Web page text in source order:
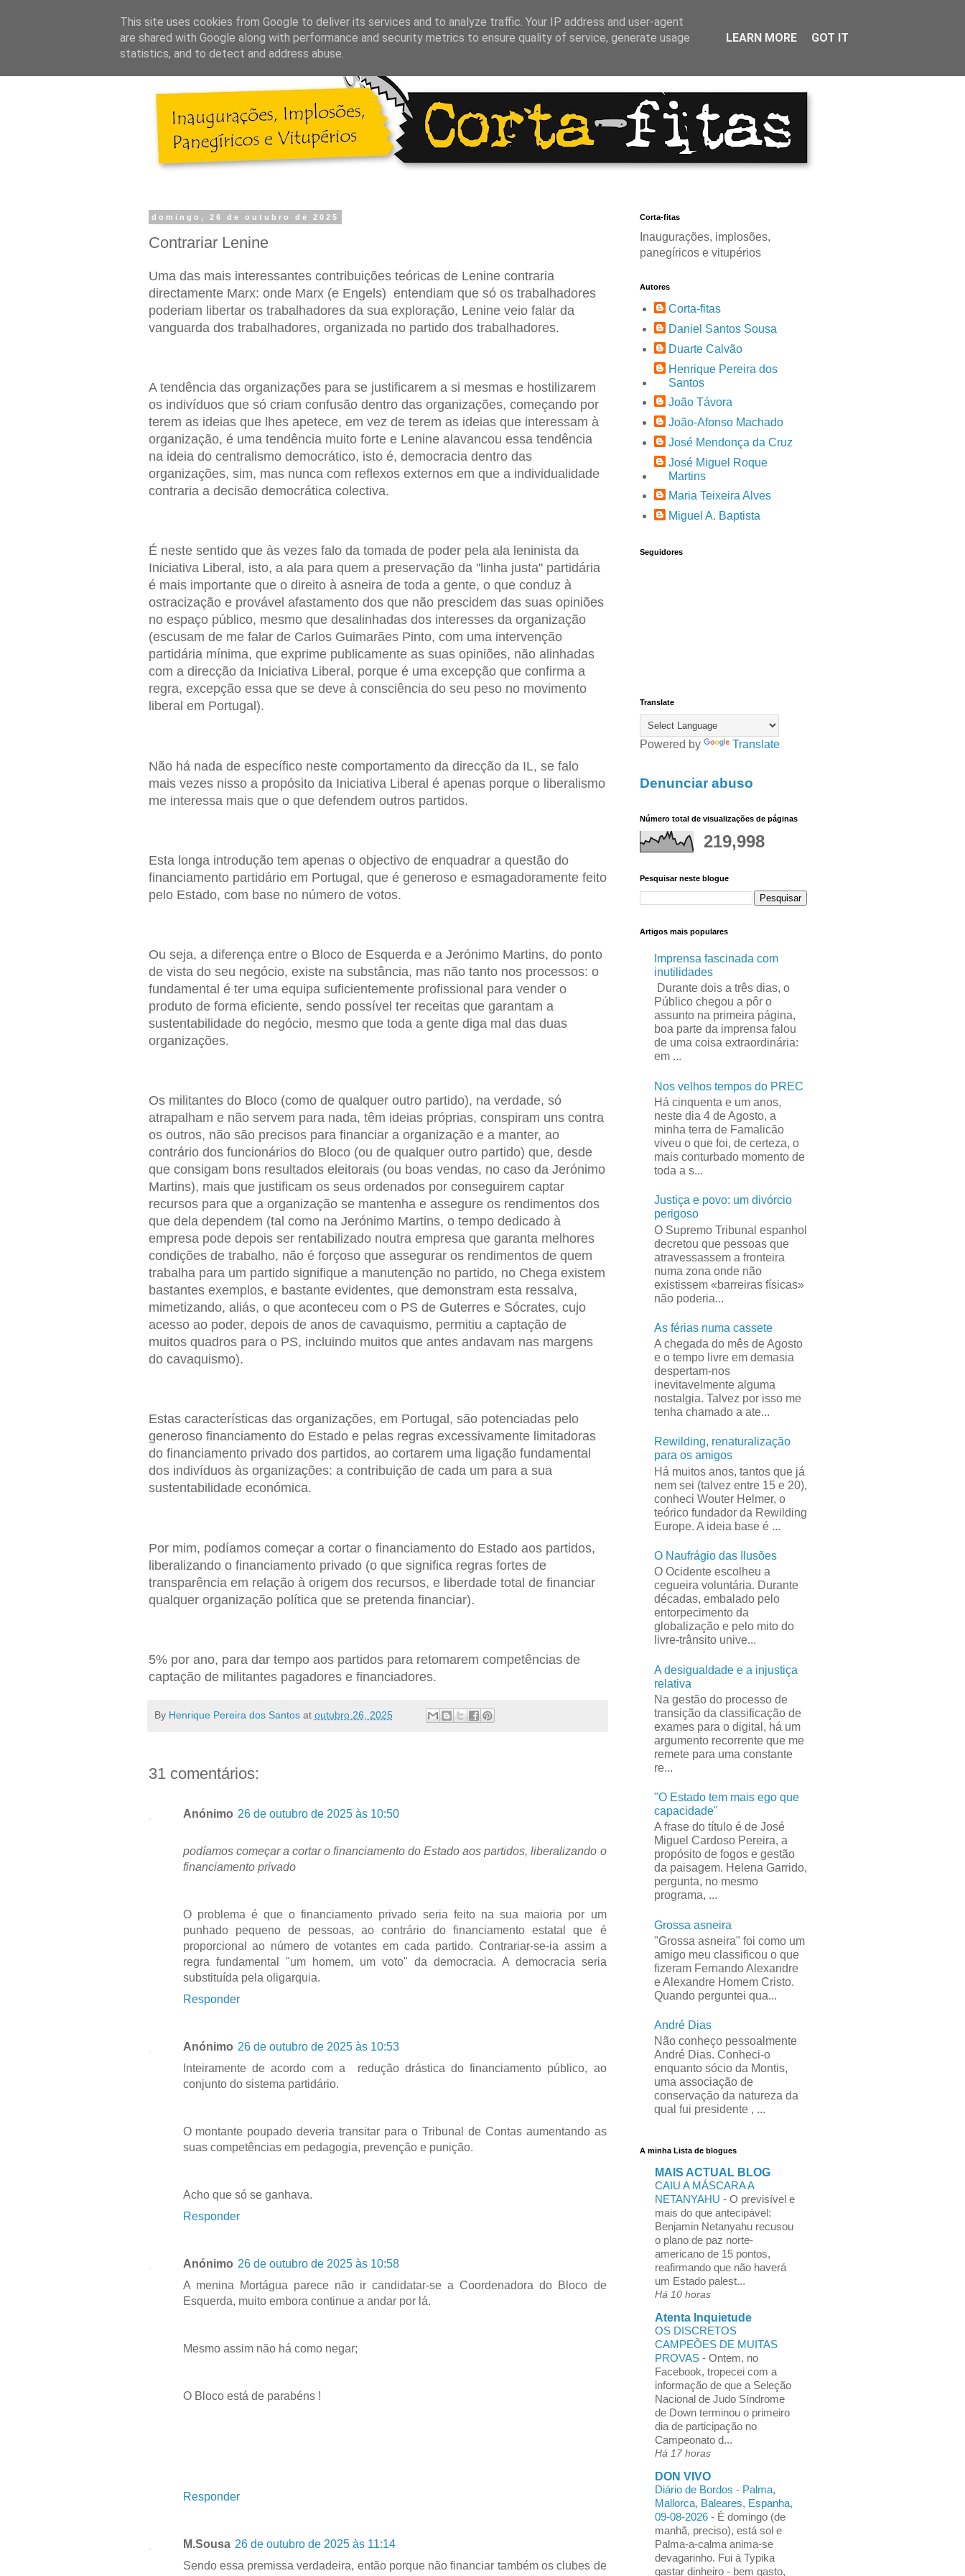
domingo, 26 de outubro de 2025
Contrariar Lenine
Uma das mais interessantes contribuições teóricas de Lenine contraria
directamente Marx: onde Marx (e Engels) entendiam que só os trabalhadores
poderiam libertar os trabalhadores da sua exploração, Lenine veio falar da
vanguarda dos trabalhadores, organizada no partido dos trabalhadores.
A tendência das organizações para se justificarem a si mesmas e hostilizarem
os indivíduos que só criam confusão dentro das organizações, começando por
terem as ideias que lhes apetece, em vez de terem as ideias que interessam à
organização, é uma tendência muito forte e Lenine alavancou essa tendência
na ideia do centralismo democrático, isto é, democracia dentro das
organizações, sim, mas nunca com reflexos externos em que a individualidade
contraria a decisão democrática colectiva.
É neste sentido que às vezes falo da tomada de poder pela ala leninista da
Iniciativa Liberal, isto, a ala para quem a preservação da "linha justa" partidária
é mais importante que o direito à asneira de toda a gente, o que conduz à
ostracização e provável afastamento dos que não prescidem das suas opiniões
no espaço público, mesmo que desalinhadas dos interesses da organização
(escusam de me falar de Carlos Guimarães Pinto, com uma intervenção
partidária mínima, que exprime publicamente as suas opiniões, não alinhadas
com a direcção da Iniciativa Liberal, porque é uma excepção que confirma a
regra, excepção essa que se deve à consciência do seu peso no movimento
liberal em Portugal).
Não há nada de específico neste comportamento da direcção da IL, se falo
mais vezes nisso a propósito da Iniciativa Liberal é apenas porque o liberalismo
me interessa mais que o que defendem outros partidos.
Esta longa introdução tem apenas o objectivo de enquadrar a questão do
financiamento partidário em Portugal, que é generoso e esmagadoramente feito
pelo Estado, com base no número de votos.
Ou seja, a diferença entre o Bloco de Esquerda e a Jerónimo Martins, do ponto
de vista do seu negócio, existe na substância, mas não tanto nos processos: o
fundamental é ter uma equipa suficientemente profissional para vender o
produto de forma eficiente, sendo possível ter receitas que garantam a
sustentabilidade do negócio, mesmo que toda a gente diga mal das duas
organizações.
Os militantes do Bloco (como de qualquer outro partido), na verdade, só
atrapalham e não servem para nada, têm ideias próprias, conspiram uns contra
os outros, não são precisos para financiar a organização e a manter, ao
contrário dos funcionários do Bloco (ou de qualquer outro partido) que, desde
que consigam bons resultados eleitorais (ou boas vendas, no caso da Jerónimo
Martins), mais que justificam os seus ordenados por conseguirem captar
recursos para que a organização se mantenha e assegure os rendimentos dos
que dela dependem (tal como na Jerónimo Martins, o tempo dedicado à
empresa pode depois ser rentabilizado noutra empresa que garanta melhores
condições de trabalho, não é forçoso que assegurar os rendimentos de quem
trabalha para um partido signifique a manutenção no partido, no Chega existem
bastantes exemplos, e bastante evidentes, que demonstram esta ressalva,
mimetizando, aliás, o que aconteceu com o PS de Guterres e Sócrates, cujo
acesso ao poder, depois de anos de cavaquismo, permitiu a captação de
muitos quadros para o PS, incluindo muitos que antes andavam nas margens
do cavaquismo).
Estas características das organizações, em Portugal, são potenciadas pelo
generoso financiamento do Estado e pelas regras excessivamente limitadoras
do financiamento privado dos partidos, ao cortarem uma ligação fundamental
dos indivíduos às organizações: a contribuição de cada um para a sua
sustentabilidade económica.
Por mim, podíamos começar a cortar o financiamento do Estado aos partidos,
liberalizando o financiamento privado (o que significa regras fortes de
transparência em relação à origem dos recursos, e liberdade total de financiar
qualquer organização política que se pretenda financiar).
5% por ano, para dar tempo aos partidos para retomarem competências de
captação de militantes pagadores e financiadores.
By Henrique Pereira dos Santos at outubro 26, 2025
31 comentários:
Anónimo 26 de outubro de 2025 às 10:50
podíamos começar a cortar o financiamento do Estado aos partidos, liberalizando o
financiamento privado
O problema é que o financiamento privado seria feito na sua maioria por um
punhado pequeno de pessoas, ao contrário do financiamento estatal que é
proporcional ao número de votantes em cada partido. Contrariar-se-ia assim a
regra fundamental "um homem, um voto" da democracia. A democracia seria
substituída pela oligarquia.
Responder
Anónimo 26 de outubro de 2025 às 10:53
Inteiramente de acordo com a redução drástica do financiamento público, ao
conjunto do sistema partidário.
O montante poupado deveria transitar para o Tribunal de Contas aumentando as
suas competências em pedagogia, prevenção e punição.
Acho que só se ganhava.
Responder
Anónimo 26 de outubro de 2025 às 10:58
A menina Mortágua parece não ir candidatar-se a Coordenadora do Bloco de
Esquerda, muito embora continue a andar por lá.
Mesmo assim não há como negar;
O Bloco está de parabéns !
Responder
M.Sousa 26 de outubro de 2025 às 11:14
Sendo essa premissa verdadeira, então porque não financiar também os clubes de
Corta-fitas
Inaugurações, implosões,
panegíricos e vitupérios
Autores
Corta-fitas
Daniel Santos Sousa
Duarte Calvão
Henrique Pereira dos
Santos
João Távora
João-Afonso Machado
José Mendonça da Cruz
José Miguel Roque
Martins
Maria Teixeira Alves
Miguel A. Baptista
Seguidores
Translate
Powered by Translate
Denunciar abuso
Número total de visualizações de páginas
219,998
Pesquisar neste blogue
Artigos mais populares
Imprensa fascinada com
inutilidades
Durante dois a três dias, o
Público chegou a pôr o
assunto na primeira página,
boa parte da imprensa falou
de uma coisa extraordinária:
em ...
Nos velhos tempos do PREC
Há cinquenta e um anos,
neste dia 4 de Agosto, a
minha terra de Famalicão
viveu o que foi, de certeza, o
mais conturbado momento de
toda a s...
Justiça e povo: um divórcio
perigoso
O Supremo Tribunal espanhol
decretou que pessoas que
atravessassem a fronteira
numa zona onde não
existissem «barreiras físicas»
não poderia...
As férias numa cassete
A chegada do mês de Agosto
e o tempo livre em demasia
despertam-nos
inevitavelmente alguma
nostalgia. Talvez por isso me
tenha chamado a ate...
Rewilding, renaturalização
para os amigos
Há muitos anos, tantos que já
nem sei (talvez entre 15 e 20),
conheci Wouter Helmer, o
teórico fundador da Rewilding
Europe. A ideia base é ...
O Naufrágio das Ilusões
O Ocidente escolheu a
cegueira voluntária. Durante
décadas, embalado pelo
entorpecimento da
globalização e pelo mito do
livre-trânsito unive...
A desigualdade e a injustiça
relativa
Na gestão do processo de
transição da classificação de
exames para o digital, há um
argumento recorrente que me
remete para uma constante
re...
"O Estado tem mais ego que
capacidade"
A frase do título é de José
Miguel Cardoso Pereira, a
propósito de fogos e gestão
da paisagem. Helena Garrido,
pergunta, no mesmo
programa, ...
Grossa asneira
"Grossa asneira" foi como um
amigo meu classificou o que
fizeram Fernando Alexandre
e Alexandre Homem Cristo.
Quando perguntei qua...
André Dias
Não conheço pessoalmente
André Dias. Conheci-o
enquanto sócio da Montis,
uma associação de
conservação da natureza da
qual fui presidente , ...
A minha Lista de blogues
MAIS ACTUAL BLOG
CAIU A MÁSCARA A
NETANYAHU - O previsível e
mais do que antecipável:
Benjamin Netanyahu recusou
o plano de paz norte-
americano de 15 pontos,
reafirmando que não haverá
um Estado palest...
Há 10 horas
Atenta Inquietude
OS DISCRETOS
CAMPEÕES DE MUITAS
PROVAS - Ontem, no
Facebook, tropecei com a
informação de que a Seleção
Nacional de Judo Síndrome
de Down terminou o primeiro
dia de participação no
Campeonato d...
Há 17 horas
DON VIVO
Diário de Bordos - Palma,
Mallorca, Baleares, Espanha,
09-08-2026 - É domingo (de
manhã, preciso), está sol e
Palma-a-calma anima-se
devagarinho. Fui à Typika
gastar dinheiro - bem gasto,
This site uses cookies from Google to deliver its services and to analyze traffic. Your IP address and user-agent
are shared with Google along with performance and security metrics to ensure quality of service, generate usage
statistics, and to detect and address abuse.
LEARN MORE GOT IT